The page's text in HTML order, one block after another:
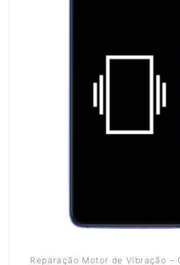
Reparação Motor de Vibração –